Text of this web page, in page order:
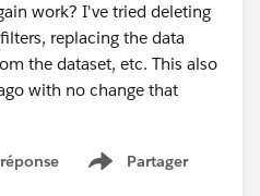
work? I've tried deleting
replacing the data
the dataset, etc. This also
with no change that
Partager
Show menu